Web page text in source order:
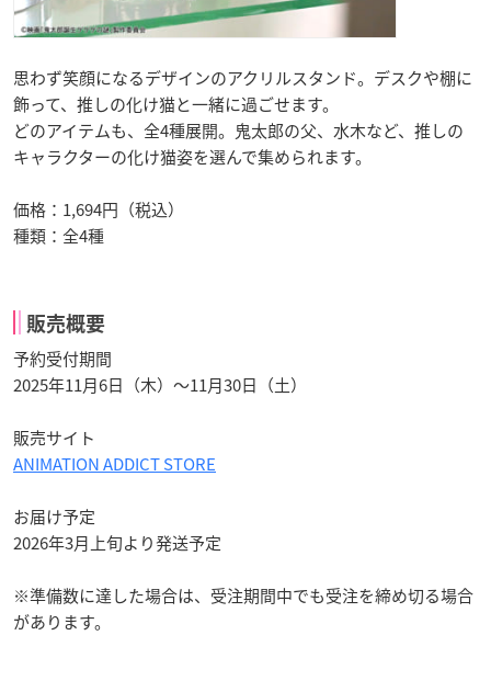
思わず笑顔になるデザインのアクリルスタンド。デスクや棚に
飾って、推しの化け猫と一緒に過ごせます。
どのアイテムも、全4種展開。鬼太郎の父、水木など、推しの
キャラクターの化け猫姿を選んで集められます。
価格：1,694円（税込）
種類：全4種
販売概要
予約受付期間
2025年11月6日（木）〜11月30日（土）
販売サイト
ANIMATION ADDICT STORE
お届け予定
2026年3月上旬より発送予定
※準備数に達した場合は、受注期間中でも受注を締め切る場合
があります。